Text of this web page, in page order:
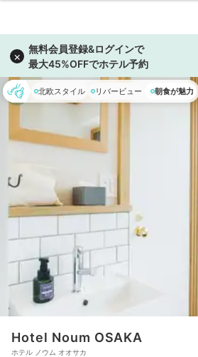
北欧スタイル リバービュー 朝食が魅力
Hotel Noum OSAKA
ホテル ノウム オオサカ